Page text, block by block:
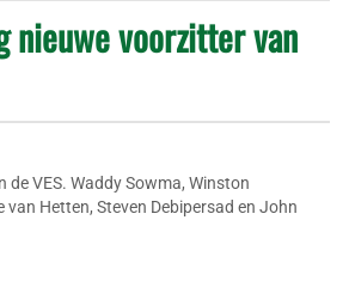
nieuwe voorzitter van
de VES. Waddy Sowma, Winston
Hetten, Steven Debipersad en John